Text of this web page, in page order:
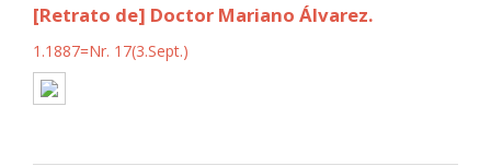
[Retrato de] Doctor Mariano Álvarez.
1.1887=Nr. 17(3.Sept.)